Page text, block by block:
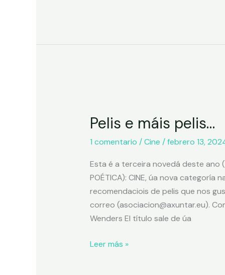
Pelis e máis pelis…
1 comentario /Cine /febrero 13,
Esta é a terceira novedá deste ano
POÉTICA): CINE, úa nova categoría
recomendaciois de pelis que nos
correo (asociacion@axuntar.eu).
Wenders El título sale de úa
Leer más »